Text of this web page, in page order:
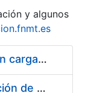
y algunos
Pliego condiciones optimización cargas compras firmado
Acuerdo marco para la fabricación de piezas